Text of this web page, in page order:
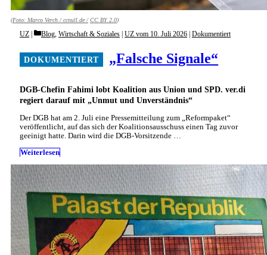
(Foto: Marco Verch / ccnull.de / CC BY 2.0)
DGB-Chefin Fahimi lobt Koalition aus Union und SPD. ver.di
regiert darauf mit „Unmut und Unverständnis“
„Falsche Signale“
UZ Categories
Blog, Wirtschaft & Soziales UZ vom 10. Juli 2026 Dokumentiert
Der DGB hat am 2. Juli eine Pressemitteilung zum „Reformpaket“
veröffentlicht, auf das sich der Koalitionsausschuss einen Tag zuvor
geeinigt hatte. Darin wird die DGB-Vorsitzende …
Weiterlesen